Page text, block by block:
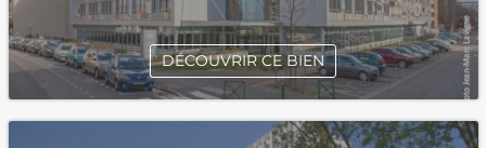
DÉCOUVRIR CE BIEN